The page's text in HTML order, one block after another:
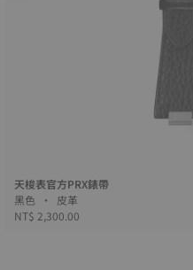
天梭表官方PRX錶帶
黑色 • 皮革
NT$ 2,300.00